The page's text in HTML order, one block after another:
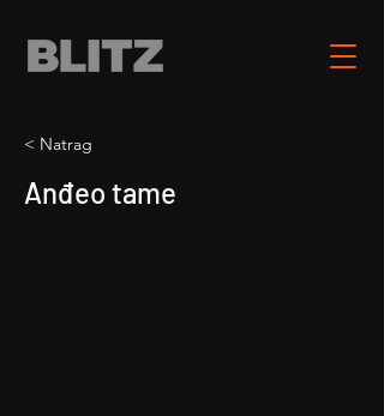
< Natrag
Anđeo tame